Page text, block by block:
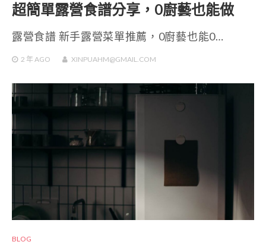
超簡單露營食譜分享，0廚藝也能做
露營食譜 新手露營菜單推薦，0廚藝也能0…
2 年AGO XINPUAHM@GMAIL.COM
BLOG